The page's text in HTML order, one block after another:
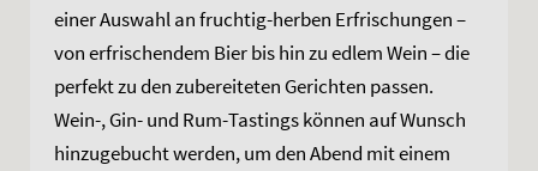
einer Auswahl an fruchtig-herben Erfrischungen –
von erfrischendem Bier bis hin zu edlem Wein – die
perfekt zu den zubereiteten Gerichten passen.
Wein-, Gin- und Rum-Tastings können auf Wunsch
hinzugebucht werden, um den Abend mit einem